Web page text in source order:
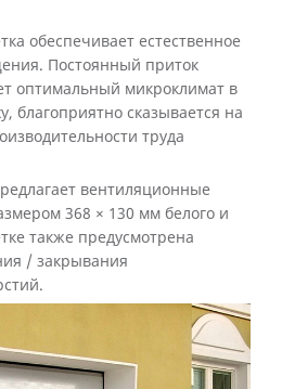
обеспечивает естественное
Постоянный приток
оптимальный микроклимат в
благоприятно сказывается на
труда
вентиляционные
368 × 130 мм белого и
также предусмотрена
/ закрывания